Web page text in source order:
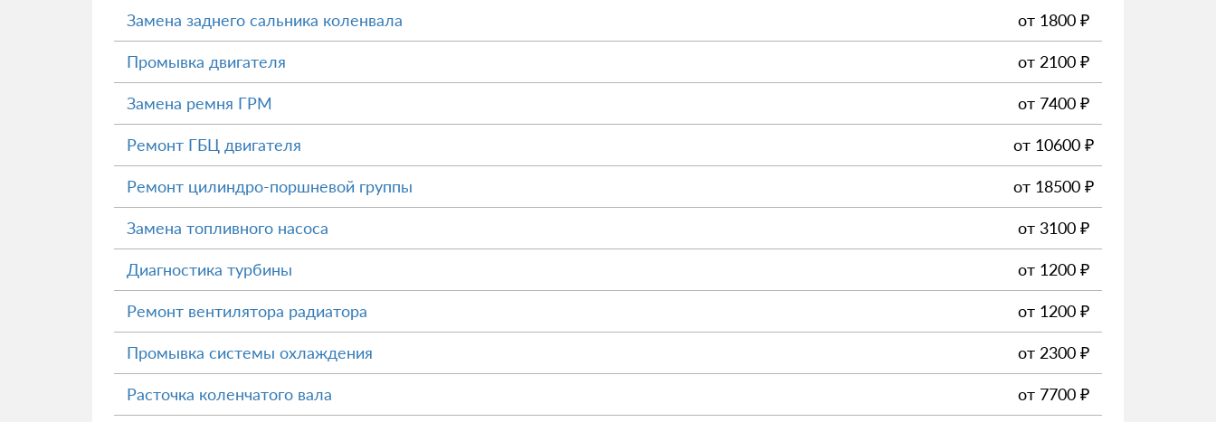
Замена заднего сальника коленвала от 1800 ₽
Промывка двигателя от 2100 ₽
Замена ремня ГРМ от 7400 ₽
Ремонт ГБЦ двигателя от 10600 ₽
Ремонт цилиндро-поршневой группы от 18500 ₽
Замена топливного насоса от 3100 ₽
Диагностика турбины от 1200 ₽
Ремонт вентилятора радиатора от 1200 ₽
Промывка системы охлаждения от 2300 ₽
Расточка коленчатого вала от 7700 ₽